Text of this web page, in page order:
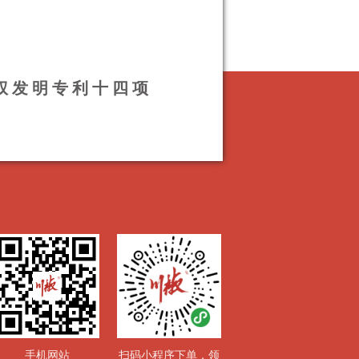
发明专利十四项
手机网站 扫码小程序下单，领